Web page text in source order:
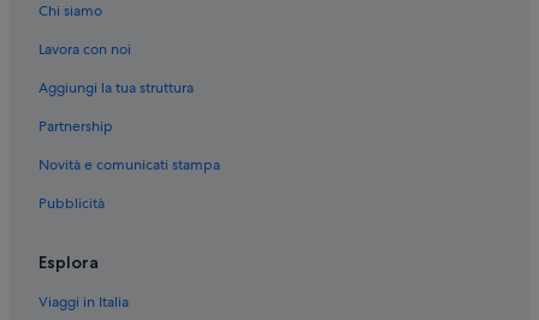
Chi siamo
Lavora con noi
Aggiungi la tua struttura
Partnership
Novità e comunicati stampa
Pubblicità
Esplora
Viaggi in Italia